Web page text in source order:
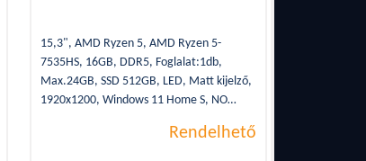
15,3", AMD Ryzen 5, AMD Ryzen 5-
7535HS, 16GB, DDR5, Foglalat:1db,
Max.24GB, SSD 512GB, LED, Matt kijelző,
1920x1200, Windows 11 Home S, NO
Graphics, WLAN, Bluetooth, 2xUSB 3.2,
Rendelhető